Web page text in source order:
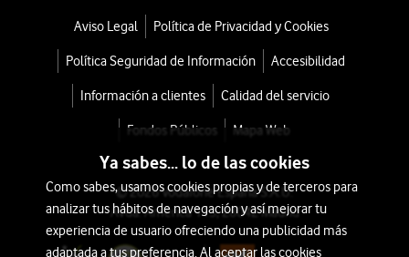
Aviso Legal Política de Privacidad y Cookies
Política Seguridad de Información Accesibilidad
Información a clientes Calidad del servicio
Fondos Públicos Mapa Web
© 2026 Vodafone España S.A.U.
Avda. América 115, 28042 Madrid
Ya sabes... lo de las cookies
Como sabes, usamos cookies propias y de terceros para
analizar tus hábitos de navegación y así mejorar tu
experiencia de usuario ofreciendo una publicidad más
adaptada a tus preferencia. Al aceptar las cookies